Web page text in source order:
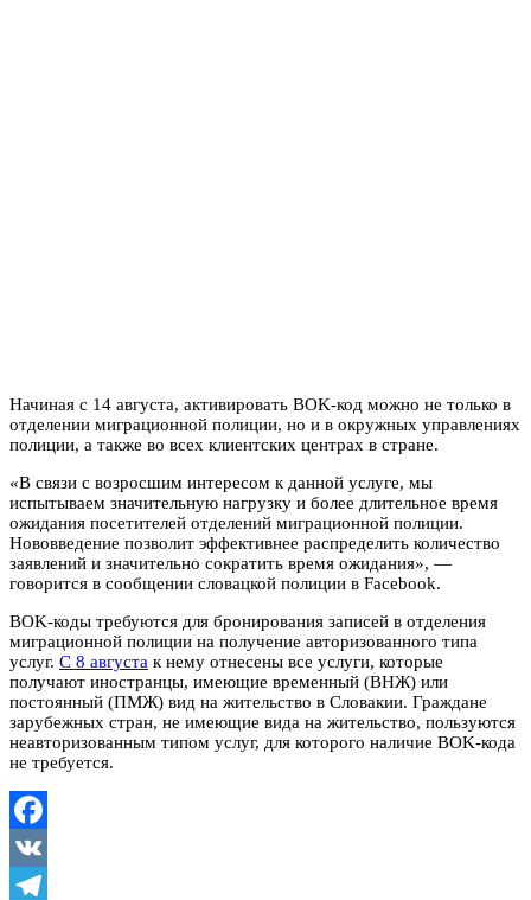
Начиная с 14 августа, активировать BOK-код можно не только в
отделении миграционной полиции, но и в окружных управлениях
полиции, а также во всех клиентских центрах в стране.
«В связи с возросшим интересом к данной услуге, мы
испытываем значительную нагрузку и более длительное время
ожидания посетителей отделений миграционной полиции.
Нововведение позволит эффективнее распределить количество
заявлений и значительно сократить время ожидания», —
говорится в сообщении словацкой полиции в Facebook.
BOK-коды требуются для бронирования записей в отделения
миграционной полиции на получение авторизованного типа
услуг. С 8 августа к нему отнесены все услуги, которые
получают иностранцы, имеющие временный (ВНЖ) или
постоянный (ПМЖ) вид на жительство в Словакии. Граждане
зарубежных стран, не имеющие вида на жительство, пользуются
неавторизованным типом услуг, для которого наличие BOK-кода
не требуется.
Facebook
VK